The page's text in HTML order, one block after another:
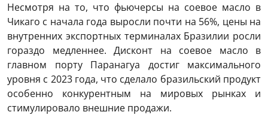
Несмотря на то, что фьючерсы на соевое масло в
Чикаго с начала года выросли почти на 56%, цены на
внутренних экспортных терминалах Бразилии росли
гораздо медленнее. Дисконт на соевое масло в
главном порту Паранагуа достиг максимального
уровня с 2023 года, что сделало бразильский продукт
особенно конкурентным на мировых рынках и
стимулировало внешние продажи.